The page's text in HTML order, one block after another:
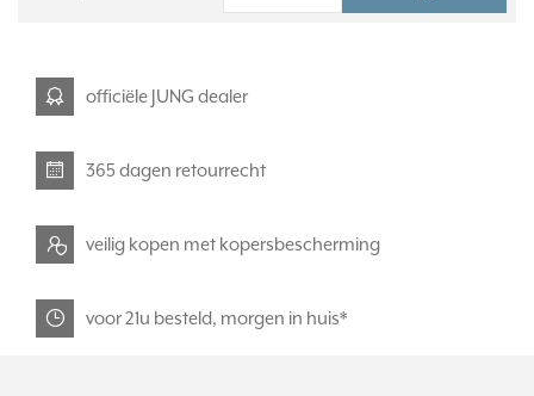
officiële JUNG dealer
365 dagen retourrecht
veilig kopen met kopersbescherming
voor 21u besteld, morgen in huis*